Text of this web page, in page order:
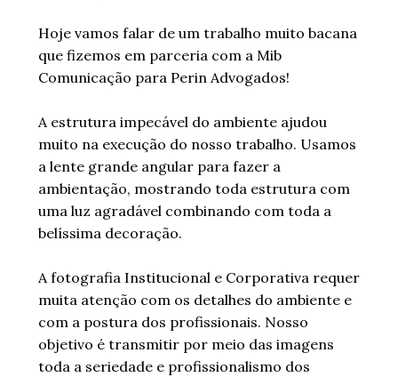
Hoje vamos falar de um trabalho muito bacana
que fizemos em parceria com a Mib
Comunicação para Perin Advogados!
A estrutura impecável do ambiente ajudou
muito na execução do nosso trabalho. Usamos
a lente grande angular para fazer a
ambientação, mostrando toda estrutura com
uma luz agradável combinando com toda a
belíssima decoração.
A fotografia Institucional e Corporativa requer
muita atenção com os detalhes do ambiente e
com a postura dos profissionais. Nosso
objetivo é transmitir por meio das imagens
toda a seriedade e profissionalismo dos